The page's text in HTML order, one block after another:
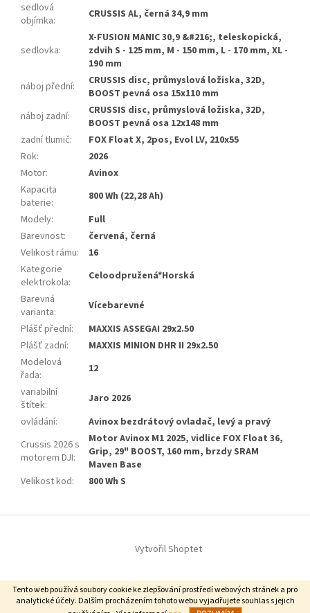
Tento web používá soubory cookie ke zlepšování prostředí webových stránek a pro
analytické účely. Dalším procházením tohoto webu vyjadřujete souhlas s jejich
sedlová
objímka: CRUSSIS AL, černá 34,9 mm
sedlovka:
X-FUSION MANIC 30,9 &#216;, teleskopická,
zdvih S - 125 mm, M - 150 mm, L - 170 mm, XL -
190 mm
náboj přední:
CRUSSIS disc, průmyslová ložiska, 32D,
BOOST pevná osa 15x110 mm
náboj zadní:
CRUSSIS disc, průmyslová ložiska, 32D,
BOOST pevná osa 12x148 mm
zadní tlumič:
FOX Float X, 2pos, Evol LV, 210x55
Rok:
2026
Motor:
Avinox
Kapacita
baterie:
800 Wh (22,28 Ah)
Modely:
Full
Barevnost:
červená, černá
Velikost rámu:
16
Kategorie
elektrokola:
Celoodpružená*Horská
Barevná
varianta:
Vícebarevné
Plášť přední:
MAXXIS ASSEGAI 29x2.50
Plášť zadní:
MAXXIS MINION DHR II 29x2.50
Modelová
řada:
12
variabilní
štítek:
Jaro 2026
ovládání:
Avinox bezdrátový ovladač, levý a pravý
Crussis 2026 s
motorem DJI:
Motor Avinox M1 2025, vidlice FOX Float 36,
Grip, 29" BOOST, 160 mm, brzdy SRAM
Maven Base
Velikost kod: 800 Wh S
t
Vytvořil Shoptet
Copyright 2026Centrum Elektrokol. Všechna práva vyhrazena.